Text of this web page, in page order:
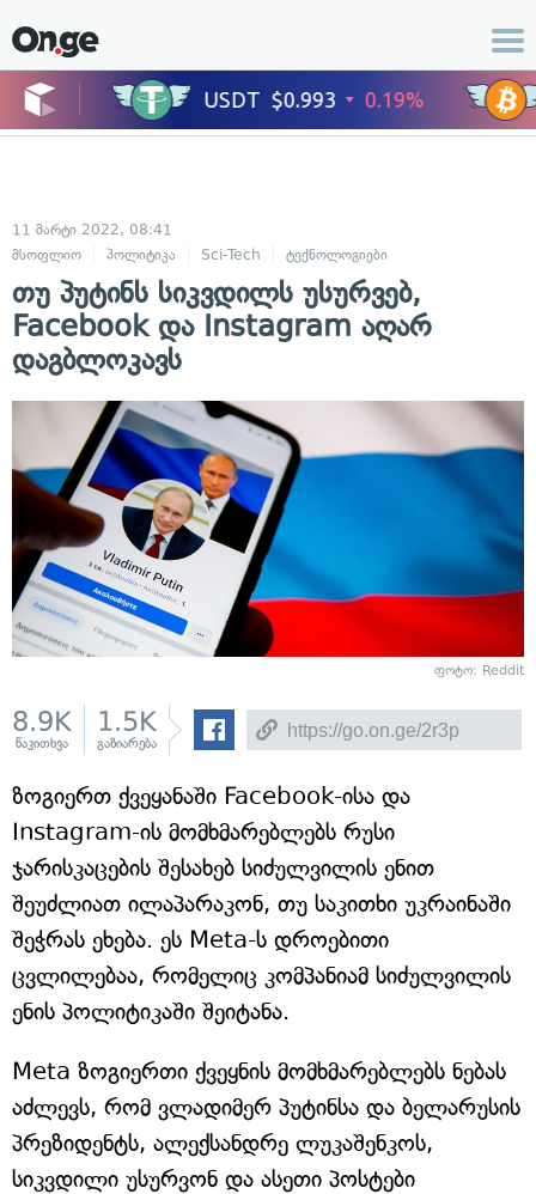
11 მარტი 2022, 08:41
მსოფლიო
პოლიტიკა Sci-Tech ტექნოლოგიები
თუ პუტინს სიკვდილს უსურვებ,
Facebook და Instagram აღარ
დაგბლოკავს
ფოტო: Reddit
8.9K
წაკითხვა
1.5K
გაზიარება
ზოგიერთ ქვეყანაში Facebook-ისა და
Instagram-ის მომხმარებლებს რუსი
ჯარისკაცების შესახებ სიძულვილის ენით
შეუძლიათ ილაპარაკონ, თუ საკითხი უკრაინაში
შეჭრას ეხება. ეს Meta-ს დროებითი
ცვლილებაა, რომელიც კომპანიამ სიძულვილის
ენის პოლიტიკაში შეიტანა.
Meta ზოგიერთი ქვეყნის მომხმარებლებს ნებას
აძლევს, რომ ვლადიმერ პუტინსა და ბელარუსის
პრეზიდენტს, ალექსანდრე ლუკაშენკოს,
სიკვდილი უსურვონ და ასეთი პოსტები